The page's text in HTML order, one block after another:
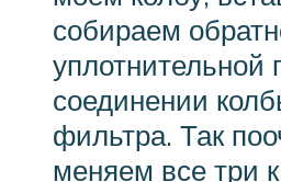
собираем
уплотнительной
соединении
фильтра. Так
меняем все три